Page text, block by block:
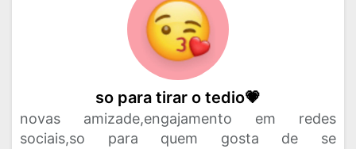
so para tirar o tedio💗
novas amizade,engajamento em redes
sociais,so para quem gosta de se